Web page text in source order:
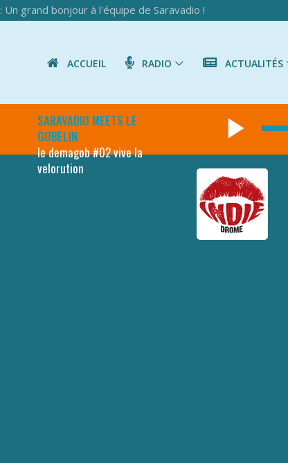
: Un grand bonjour à l'équipe de Saravadio !
ACCUEIL RADIO ACTUALITÉS
SARAVADIO MEETS LE
GOBELIN
le demagob #02 vive la
velorution
play_arrow